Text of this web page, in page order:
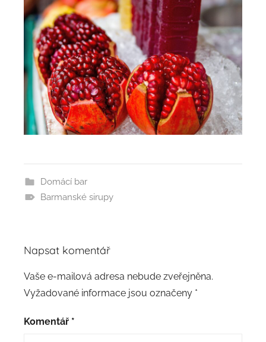
Domácí bar
Barmanské sirupy
Napsat komentář
Vaše e-mailová adresa nebude zveřejněna.
Vyžadované informace jsou označeny *
Komentář *